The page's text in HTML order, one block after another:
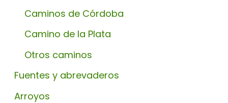
Caminos de Córdoba
Camino de la Plata
Otros caminos
Fuentes y abrevaderos
Arroyos